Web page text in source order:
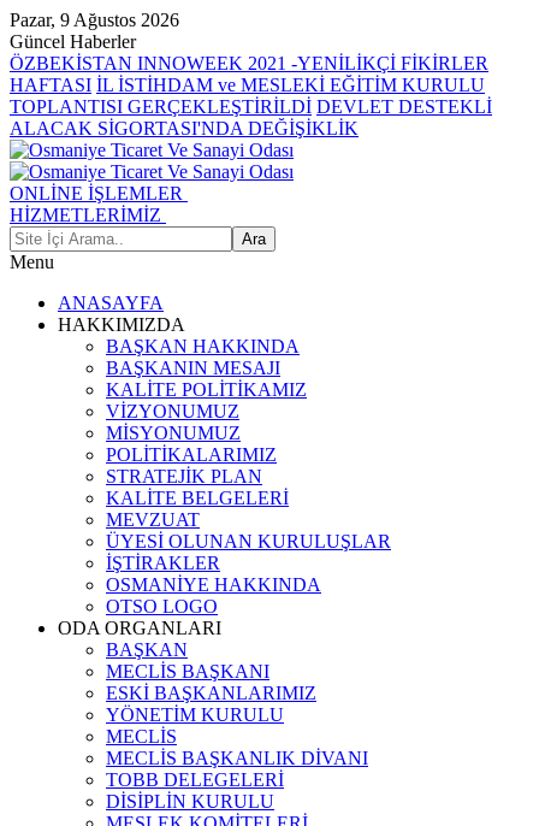
Pazar, 9 Ağustos 2026
Güncel Haberler
ÖZBEKİSTAN INNOWEEK 2021 -YENİLİKÇİ FİKİRLER
HAFTASI İL İSTİHDAM ve MESLEKİ EĞİTİM KURULU
TOPLANTISI GERÇEKLEŞTİRİLDİ DEVLET DESTEKLİ
ALACAK SİGORTASI'NDA DEĞİŞİKLİK
ONLİNE İŞLEMLER
HİZMETLERİMİZ
Menu
ANASAYFA
HAKKIMIZDA
BAŞKAN HAKKINDA
BAŞKANIN MESAJI
KALİTE POLİTİKAMIZ
VİZYONUMUZ
MİSYONUMUZ
POLİTİKALARIMIZ
STRATEJİK PLAN
KALİTE BELGELERİ
MEVZUAT
ÜYESİ OLUNAN KURULUŞLAR
İŞTİRAKLER
OSMANİYE HAKKINDA
OTSO LOGO
ODA ORGANLARI
BAŞKAN
MECLİS BAŞKANI
ESKİ BAŞKANLARIMIZ
YÖNETİM KURULU
MECLİS
MECLİS BAŞKANLIK DİVANI
TOBB DELEGELERİ
DİSİPLİN KURULU